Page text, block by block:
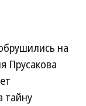
на
Прусакова
тайну